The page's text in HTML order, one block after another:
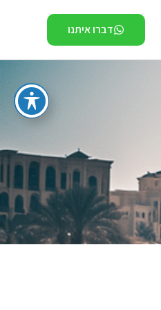
דברו איתנו